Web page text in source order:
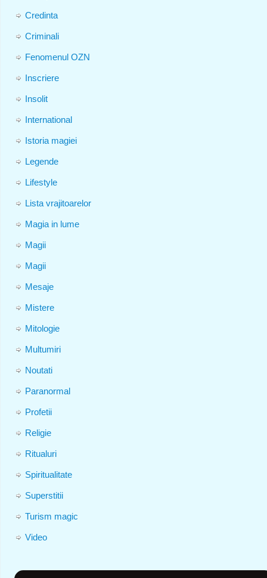
Credinta
Criminali
Fenomenul OZN
Inscriere
Insolit
International
Istoria magiei
Legende
Lifestyle
Lista vrajitoarelor
Magia in lume
Magii
Magii
Mesaje
Mistere
Mitologie
Multumiri
Noutati
Paranormal
Profetii
Religie
Ritualuri
Spiritualitate
Superstitii
Turism magic
Video